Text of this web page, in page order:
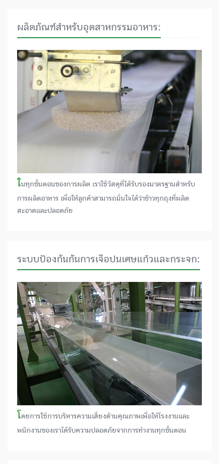
ผลิตภัณฑ์สำหรับอุตสาหกรรมอาหาร:
ในทุกขั้นตอนของการผลิต เราใช้วัสดุที่ได้รับรองมาตรฐานสำหรับ
การผลิตอาหาร เพื่อให้ลูกค้าสามารถมั่นใจได้ว่าข้าวทุกถุงที่ผลิต
สะอาดและปลอดภัย
ระบบป้องกันกันการเจือปนเศษแก้วและกระจก:
โดยการใช้การบริหารความเสี่ยงด้านคุณภาพเพื่อให้โรงงานและ
พนักงานของเราได้รับความปลอดภัยจากการทำงานทุกขั้นตอน